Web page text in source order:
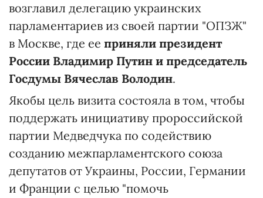
возглавил делегацию украинских
парламентариев из своей партии "ОПЗЖ"
в Москве, где ее приняли президент
России Владимир Путин и председатель
Госдумы Вячеслав Володин.
Якобы цель визита состояла в том, чтобы
поддержать инициативу пророссийской
партии Медведчука по содействию
созданию межпарламентского союза
депутатов от Украины, России, Германии
и Франции с целью "помочь